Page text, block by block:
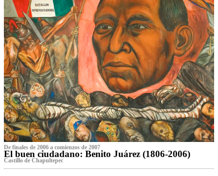
De finales de 2006 a comienzos de 2007
El buen ciudadano: Benito Juárez (1806-2006)
Castillo de Chapultepec